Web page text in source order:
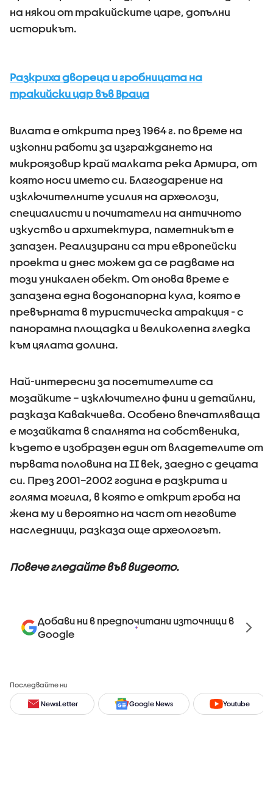
на някои от тракийските царе, допълни
историкът.
Разкриха двореца и гробницата на
тракийски цар във Враца
Вилата е открита през 1964 г. по време на
изкопни работи за изграждането на
микроязовир край малката река Армира, от
която носи името си. Благодарение на
изключителните усилия на археолози,
специалисти и почитатели на античното
изкуство и архитектура, паметникът е
запазен. Реализирани са три европейски
проекта и днес можем да се радваме на
този уникален обект. От онова време е
запазена една водонапорна кула, която е
превърната в туристическа атракция - с
панорамна площадка и великолепна гледка
към цялата долина.
Най-интересни за посетителите са
мозайките – изключително фини и детайлни,
разказа Кавакчиева. Особено впечатляваща
е мозайката в спалнята на собственика,
където е изобразен един от владетелите от
първата половина на II век, заедно с децата
си. През 2001–2002 година е разкрита и
голяма могила, в която е открит гроба на
жена му и вероятно на част от неговите
наследници, разказа още археологът.
Повече гледайте във видеото.
Добави ни в предпочитани източници в
Google
Последвайте ни
NewsLetter Google News Youtube